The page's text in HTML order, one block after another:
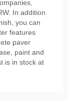
In addition
you can
features
paver
paint and
is in stock at